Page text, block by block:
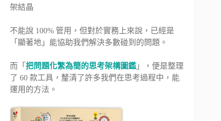
架結晶
不能說 100% 管用，但對於實務上來說，已經是
「顯著地」能協助我們解決多數碰到的問題。
而「 把問題化繁為簡的思考架構圖鑑 」，便是整理
了 60 款工具，釐清了許多我們在思考過程中，能
運用的方法。